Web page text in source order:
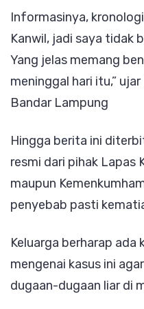
Informasinya,
Kanwil, jadi saya tidak
Yang jelas memang
meninggal hari itu,”
Bandar Lampung
Hingga berita ini
resmi dari pihak Lapas
maupun
penyebab pasti
Keluarga berharap ada
mengenai kasus ini
dugaan-dugaan liar di